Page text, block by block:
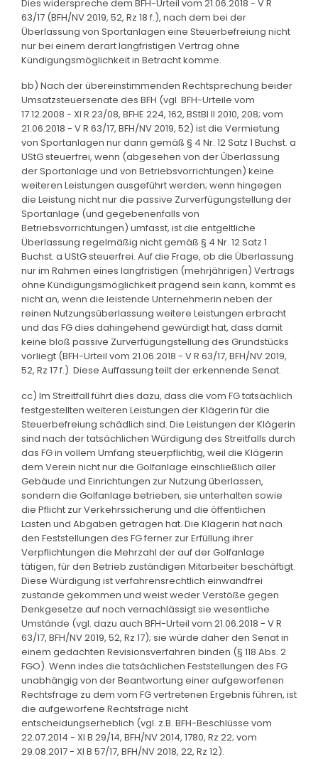
Dies widerspreche dem BFH-Urteil vom 21.06.2018 - V R
63/17 (BFH/NV 2019, 52, Rz 18 f.), nach dem bei der
Überlassung von Sportanlagen eine Steuerbefreiung nicht
nur bei einem derart langfristigen Vertrag ohne
Kündigungsmöglichkeit in Betracht komme.
bb) Nach der übereinstimmenden Rechtsprechung beider
Umsatzsteuersenate des BFH (vgl. BFH-Urteile vom
17.12.2008 - XI R 23/08, BFHE 224, 162, BStBl II 2010, 208; vom
21.06.2018 - V R 63/17, BFH/NV 2019, 52) ist die Vermietung
von Sportanlagen nur dann gemäß § 4 Nr. 12 Satz 1 Buchst. a
UStG steuerfrei, wenn (abgesehen von der Überlassung
der Sportanlage und von Betriebsvorrichtungen) keine
weiteren Leistungen ausgeführt werden; wenn hingegen
die Leistung nicht nur die passive Zurverfügungstellung der
Sportanlage (und gegebenenfalls von
Betriebsvorrichtungen) umfasst, ist die entgeltliche
Überlassung regelmäßig nicht gemäß § 4 Nr. 12 Satz 1
Buchst. a UStG steuerfrei. Auf die Frage, ob die Überlassung
nur im Rahmen eines langfristigen (mehrjährigen) Vertrags
ohne Kündigungsmöglichkeit prägend sein kann, kommt es
nicht an, wenn die leistende Unternehmerin neben der
reinen Nutzungsüberlassung weitere Leistungen erbracht
und das FG dies dahingehend gewürdigt hat, dass damit
keine bloß passive Zurverfügungstellung des Grundstücks
vorliegt (BFH-Urteil vom 21.06.2018 - V R 63/17, BFH/NV 2019,
52, Rz 17 f.). Diese Auffassung teilt der erkennende Senat.
cc) Im Streitfall führt dies dazu, dass die vom FG tatsächlich
festgestellten weiteren Leistungen der Klägerin für die
Steuerbefreiung schädlich sind. Die Leistungen der Klägerin
sind nach der tatsächlichen Würdigung des Streitfalls durch
das FG in vollem Umfang steuerpflichtig, weil die Klägerin
dem Verein nicht nur die Golfanlage einschließlich aller
Gebäude und Einrichtungen zur Nutzung überlassen,
sondern die Golfanlage betrieben, sie unterhalten sowie
die Pflicht zur Verkehrssicherung und die öffentlichen
Lasten und Abgaben getragen hat. Die Klägerin hat nach
den Feststellungen des FG ferner zur Erfüllung ihrer
Verpflichtungen die Mehrzahl der auf der Golfanlage
tätigen, für den Betrieb zuständigen Mitarbeiter beschäftigt.
Diese Würdigung ist verfahrensrechtlich einwandfrei
zustande gekommen und weist weder Verstöße gegen
Denkgesetze auf noch vernachlässigt sie wesentliche
Umstände (vgl. dazu auch BFH-Urteil vom 21.06.2018 - V R
63/17, BFH/NV 2019, 52, Rz 17); sie würde daher den Senat in
einem gedachten Revisionsverfahren binden (§ 118 Abs. 2
FGO). Wenn indes die tatsächlichen Feststellungen des FG
unabhängig von der Beantwortung einer aufgeworfenen
Rechtsfrage zu dem vom FG vertretenen Ergebnis führen, ist
die aufgeworfene Rechtsfrage nicht
entscheidungserheblich (vgl. z.B. BFH-Beschlüsse vom
22.07.2014 - XI B 29/14, BFH/NV 2014, 1780, Rz 22; vom
29.08.2017 - XI B 57/17, BFH/NV 2018, 22, Rz 12).